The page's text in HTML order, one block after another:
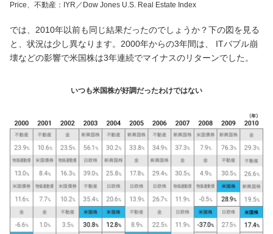
Taiko Big Advance
サービスのご案内
Price、不動産：IYR／Dow Jones U.S. Real Estate Index
では、2010年以前も同じ結果だったのでしょうか？下の図を見る
と、状況は少し異なります。2000年からの3年間は、 ITバブル崩
壊などの影響で米国株は3年連続でマイナスのリターンでした。
いつも米国株が好調だったわけではない